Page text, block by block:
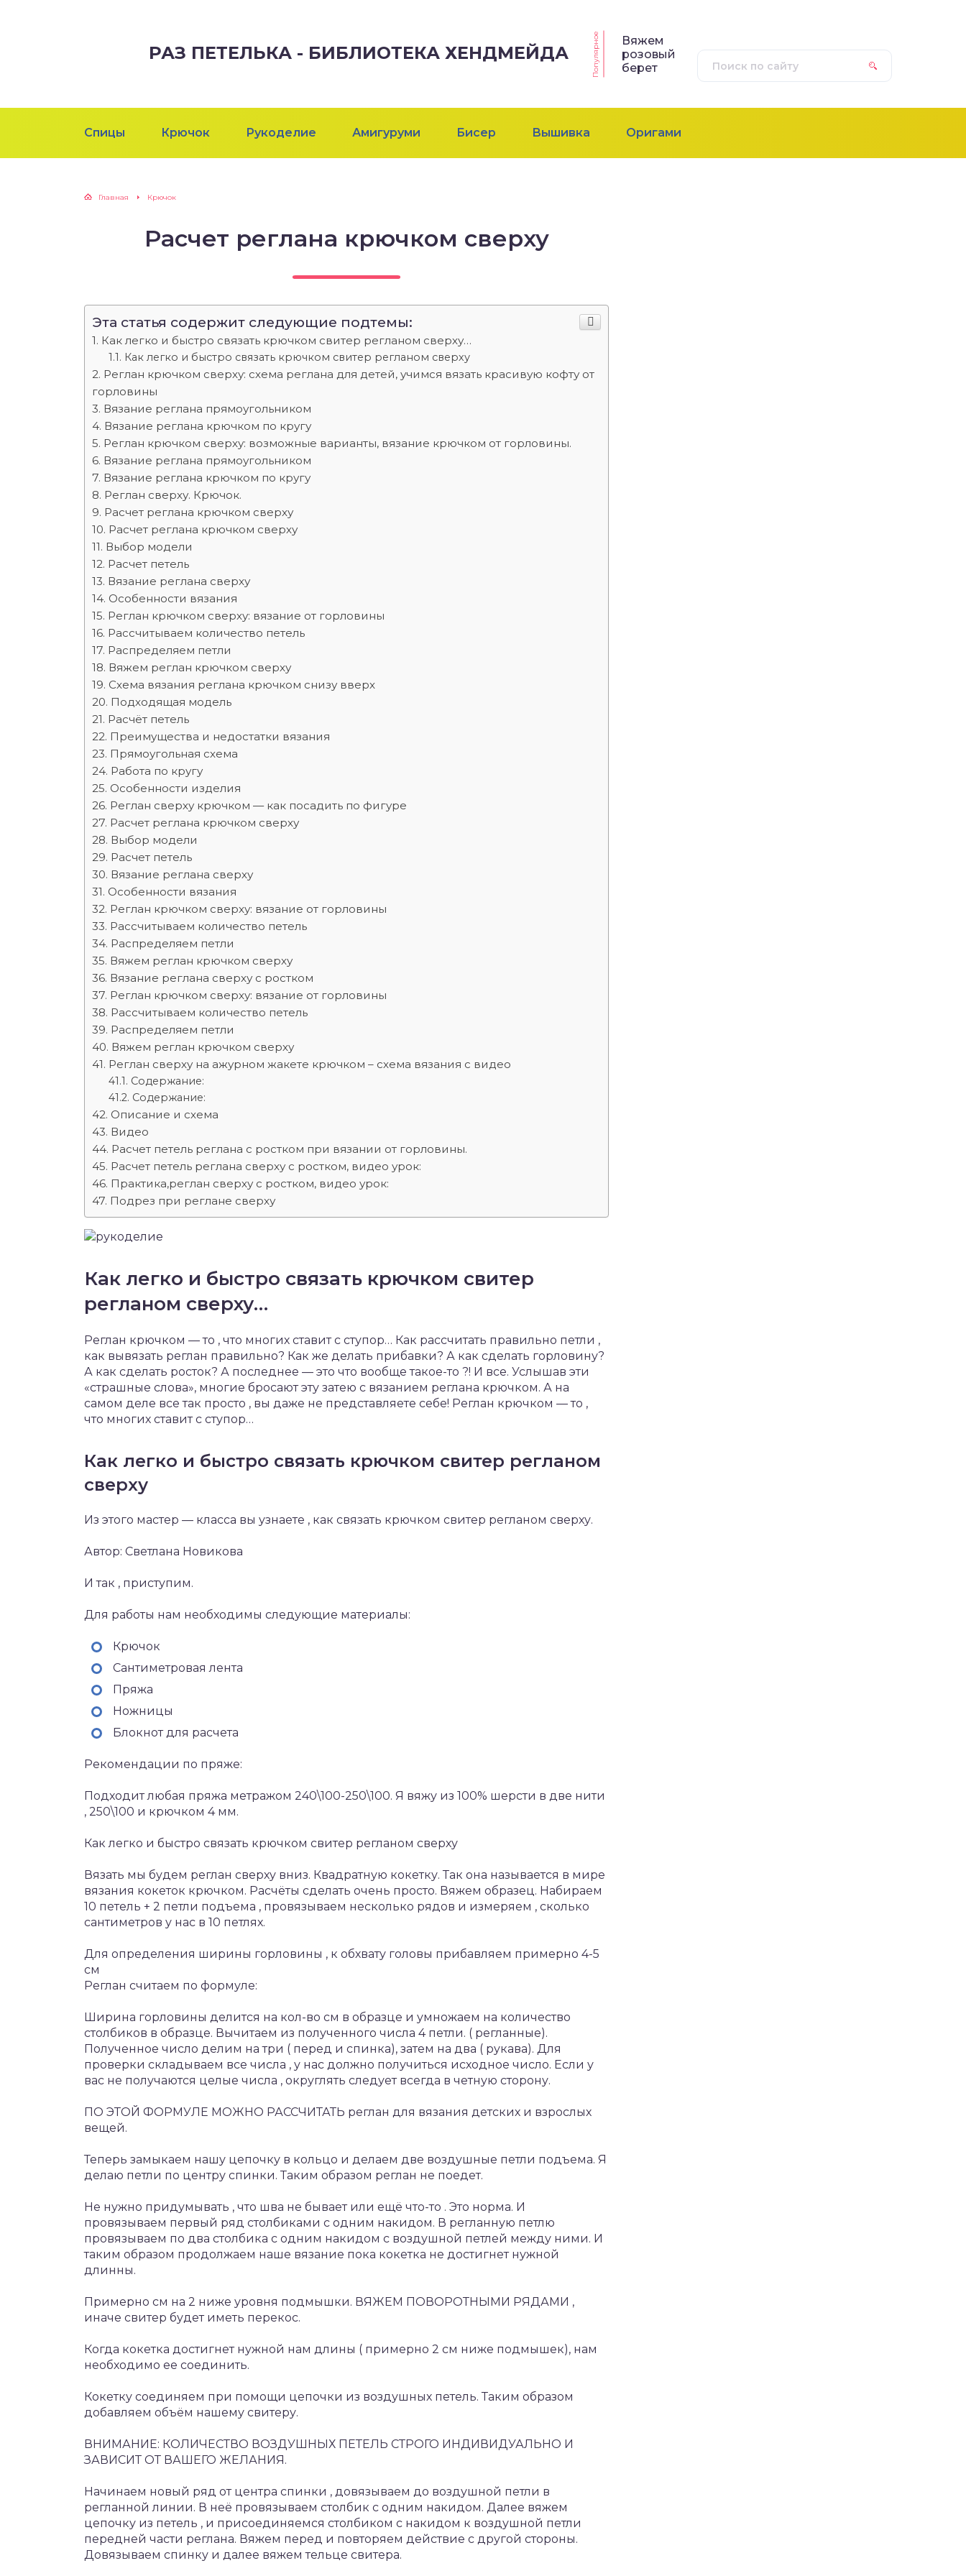
РАЗ ПЕТЕЛЬКА - БИБЛИОТЕКА ХЕНДМЕЙДА Популярное
Вяжем
розовый
берет
Спицы Крючок Рукоделие Амигуруми Бисер Вышивка Оригами
Главная Крючок
Расчет реглана крючком сверху
Эта статья содержит следующие подтемы:
Как легко и быстро связать крючком свитер регланом сверху…
Как легко и быстро связать крючком свитер регланом сверху
Реглан крючком сверху: схема реглана для детей, учимся вязать красивую кофту от
горловины
Вязание реглана прямоугольником
Вязание реглана крючком по кругу
Реглан крючком сверху: возможные варианты, вязание крючком от горловины.
Вязание реглана прямоугольником
Вязание реглана крючком по кругу
Реглан сверху. Крючок.
Расчет реглана крючком сверху
Расчет реглана крючком сверху
Выбор модели
Расчет петель
Вязание реглана сверху
Особенности вязания
Реглан крючком сверху: вязание от горловины
Рассчитываем количество петель
Распределяем петли
Вяжем реглан крючком сверху
Схема вязания реглана крючком снизу вверх
Подходящая модель
Расчёт петель
Преимущества и недостатки вязания
Прямоугольная схема
Работа по кругу
Особенности изделия
Реглан сверху крючком — как посадить по фигуре
Расчет реглана крючком сверху
Выбор модели
Расчет петель
Вязание реглана сверху
Особенности вязания
Реглан крючком сверху: вязание от горловины
Рассчитываем количество петель
Распределяем петли
Вяжем реглан крючком сверху
Вязание реглана сверху с ростком
Реглан крючком сверху: вязание от горловины
Рассчитываем количество петель
Распределяем петли
Вяжем реглан крючком сверху
Реглан сверху на ажурном жакете крючком – схема вязания с видео
Содержание:
Содержание:
Описание и схема
Видео
Расчет петель реглана с ростком при вязании от горловины.
Расчет петель реглана сверху с ростком, видео урок:
Практика,реглан сверху с ростком, видео урок:
Подрез при реглане сверху
Как легко и быстро связать крючком свитер
регланом сверху…
Реглан крючком — то , что многих ставит с ступор… Как рассчитать правильно петли ,
как вывязать реглан правильно? Как же делать прибавки? А как сделать горловину?
А как сделать росток? А последнее — это что вообще такое-то ?! И все. Услышав эти
«страшные слова», многие бросают эту затею с вязанием реглана крючком. А на
самом деле все так просто , вы даже не представляете себе! Реглан крючком — то ,
что многих ставит с ступор…
Как легко и быстро связать крючком свитер регланом
сверху
Из этого мастер — класса вы узнаете , как связать крючком свитер регланом сверху.
Автор: Светлана Новикова
И так , приступим.
Для работы нам необходимы следующие материалы:
Крючок
Сантиметровая лента
Пряжа
Ножницы
Блокнот для расчета
Рекомендации по пряже:
Подходит любая пряжа метражом 240\100-250\100. Я вяжу из 100% шерсти в две нити
, 250\100 и крючком 4 мм.
Как легко и быстро связать крючком свитер регланом сверху
Вязать мы будем реглан сверху вниз. Квадратную кокетку. Так она называется в мире
вязания кокеток крючком. Расчёты сделать очень просто. Вяжем образец. Набираем
10 петель + 2 петли подъема , провязываем несколько рядов и измеряем , сколько
сантиметров у нас в 10 петлях.
Для определения ширины горловины , к обхвату головы прибавляем примерно 4-5
см
Реглан считаем по формуле:
Ширина горловины делится на кол-во см в образце и умножаем на количество
столбиков в образце. Вычитаем из полученного числа 4 петли. ( регланные).
Полученное число делим на три ( перед и спинка), затем на два ( рукава). Для
проверки складываем все числа , у нас должно получиться исходное число. Если у
вас не получаются целые числа , округлять следует всегда в четную сторону.
ПО ЭТОЙ ФОРМУЛЕ МОЖНО РАССЧИТАТЬ реглан для вязания детских и взрослых
вещей.
Теперь замыкаем нашу цепочку в кольцо и делаем две воздушные петли подъема. Я
делаю петли по центру спинки. Таким образом реглан не поедет.
Не нужно придумывать , что шва не бывает или ещё что-то . Это норма. И
провязываем первый ряд столбиками с одним накидом. В регланную петлю
провязываем по два столбика с одним накидом с воздушной петлей между ними. И
таким образом продолжаем наше вязание пока кокетка не достигнет нужной
длинны.
Примерно см на 2 ниже уровня подмышки. ВЯЖЕМ ПОВОРОТНЫМИ РЯДАМИ ,
иначе свитер будет иметь перекос.
Когда кокетка достигнет нужной нам длины ( примерно 2 см ниже подмышек), нам
необходимо ее соединить.
Кокетку соединяем при помощи цепочки из воздушных петель. Таким образом
добавляем объём нашему свитеру.
ВНИМАНИЕ: КОЛИЧЕСТВО ВОЗДУШНЫХ ПЕТЕЛЬ СТРОГО ИНДИВИДУАЛЬНО И
ЗАВИСИТ ОТ ВАШЕГО ЖЕЛАНИЯ.
Начинаем новый ряд от центра спинки , довязываем до воздушной петли в
регланной линии. В неё провязываем столбик с одним накидом. Далее вяжем
цепочку из петель , и присоединяемся столбиком с накидом к воздушной петли
передней части реглана. Вяжем перед и повторяем действие с другой стороны.
Довязываем спинку и далее вяжем тельце свитера.